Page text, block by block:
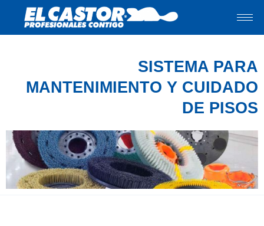
SISTEMA PARA
MANTENIMIENTO Y CUIDADO
DE PISOS